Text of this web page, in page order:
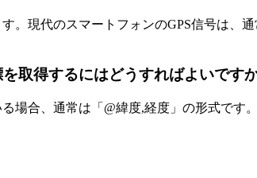
。現代のスマートフォンのGPS信号は、
取得するにはどうすればよいです
場合、通常は「@緯度,経度」の形式で